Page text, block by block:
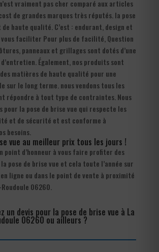
vraiment pas cher comparé aux articles
de grandes marques très réputés. la pose
de haute qualité. C’est : endurant, design et
vous faciliter Pour plus de facilité, Question
panneaux et grillages sont dotés d’une
Également, nos produits sont
matières de haute qualité pour une
sur le long terme. nous vendons tous les
répondre à tout type de contraintes. Nous
pour la pose de brise vue qui respecte les
et de sécurité et est conforme à
besoins.
vue au meilleur prix tous les jours !
point d’honneur à vous faire profiter des
pose de brise vue et cela toute l’année sur
ligne ou dans le point de vente à proximité
06260.
un devis pour la pose de brise vue à La
06260 ou ailleurs ?